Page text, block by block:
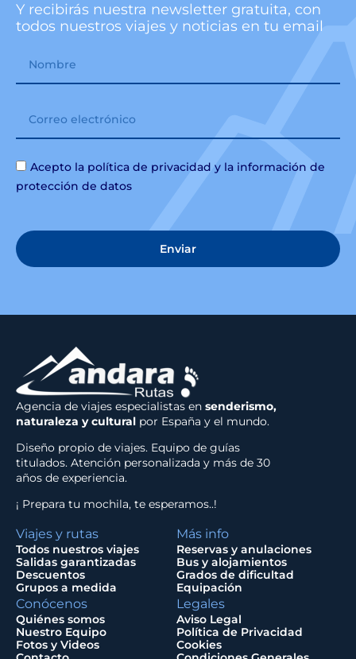
Y recibirás nuestra newsletter gratuita, con
todos nuestros viajes y noticias en tu email
Acepto la política de privacidad y la información de
protección de datos
Enviar
Agencia de viajes especialistas en senderismo,
naturaleza y cultural por España y el mundo.
Diseño propio de viajes. Equipo de guías
titulados. Atención personalizada y más de 30
años de experiencia.
¡ Prepara tu mochila, te esperamos..!
Viajes y rutas
Todos nuestros viajes
Salidas garantizadas
Descuentos
Grupos a medida
Más info
Reservas y anulaciones
Bus y alojamientos
Grados de dificultad
Equipación
Conócenos
Quiénes somos
Nuestro Equipo
Fotos y Videos
Legales
Aviso Legal
Política de Privacidad
Cookies